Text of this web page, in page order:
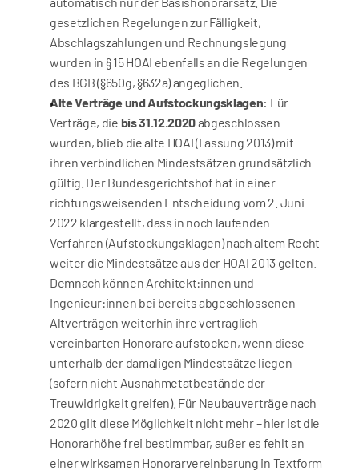
gesetzlichen Regelungen zur Fälligkeit,
Abschlagszahlungen und Rechnungslegung
wurden in § 15 HOAI ebenfalls an die Regelungen
des BGB (§650g, §632a) angeglichen.
Alte Verträge und Aufstockungsklagen: Für
Verträge, die bis 31.12.2020 abgeschlossen
wurden, blieb die alte HOAI (Fassung 2013) mit
ihren verbindlichen Mindestsätzen grundsätzlich
gültig. Der Bundesgerichtshof hat in einer
richtungsweisenden Entscheidung vom 2. Juni
2022 klargestellt, dass in noch laufenden
Verfahren (Aufstockungsklagen) nach altem Recht
weiter die Mindestsätze aus der HOAI 2013 gelten.
Demnach können Architekt:innen und
Ingenieur:innen bei bereits abgeschlossenen
Altverträgen weiterhin ihre vertraglich
vereinbarten Honorare aufstocken, wenn diese
unterhalb der damaligen Mindestsätze liegen
(sofern nicht Ausnahmetatbestände der
Treuwidrigkeit greifen). Für Neubauverträge nach
2020 gilt diese Möglichkeit nicht mehr – hier ist die
Honorarhöhe frei bestimmbar, außer es fehlt an
einer wirksamen Honorarvereinbarung in Textform